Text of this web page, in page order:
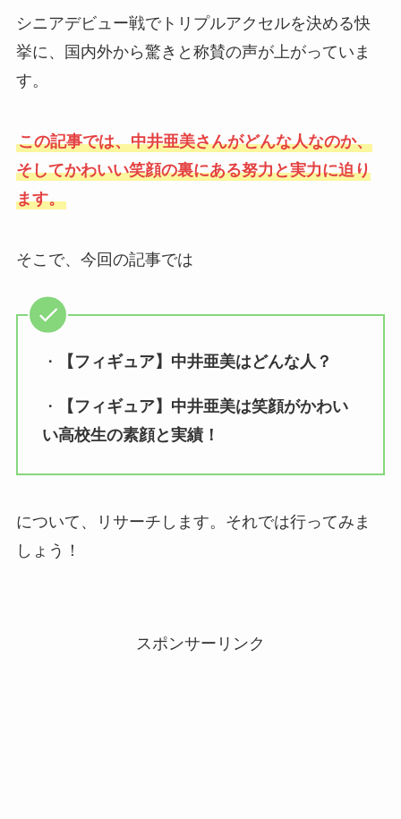
シニアデビュー戦でトリプルアクセルを決める快
挙に、国内外から驚きと称賛の声が上がっていま
す。
この記事では、中井亜美さんがどんな人なのか、
そしてかわいい笑顔の裏にある努力と実力に迫り
ます。
そこで、今回の記事では
・ 【フィギュア】中井亜美はどんな人？
・
【フィギュア】中井亜美は笑顔がかわい
い高校生の素顔と実績！
について、リサーチします。それでは行ってみま
しょう！
スポンサーリンク